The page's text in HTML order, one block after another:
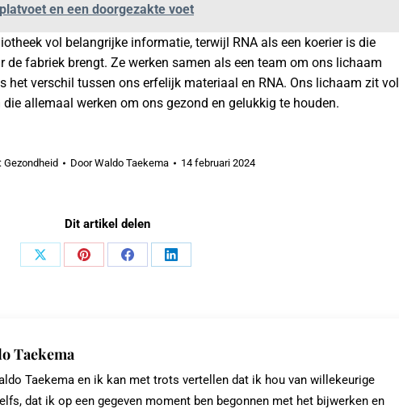
en een doorgezakte voet
vol belangrijke informatie, terwijl RNA als een koerier is die
de fabriek brengt. Ze werken samen als een team om ons lichaam
het verschil tussen ons erfelijk materiaal en RNA. Ons lichaam zit vol
allemaal werken om ons gezond en gelukkig te houden.
Gezondheid DoorWaldo Taekema 14 februari 2024
Dit artikel delen
Share
Share
Share
Share
Taekema
Taekema en ik kan met trots vertellen dat ik hou van willekeurige
dat ik op een gegeven moment ben begonnen met het bijwerken en